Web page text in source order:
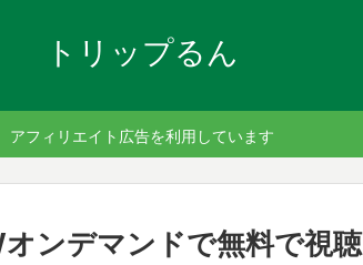
トリップるん
アフィリエイト広告を利用しています
ンデマンドで無料で視聴